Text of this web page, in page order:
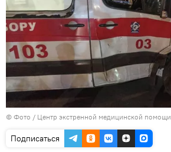
© Фото / Центр экстренной медицинской помощи
Подписаться